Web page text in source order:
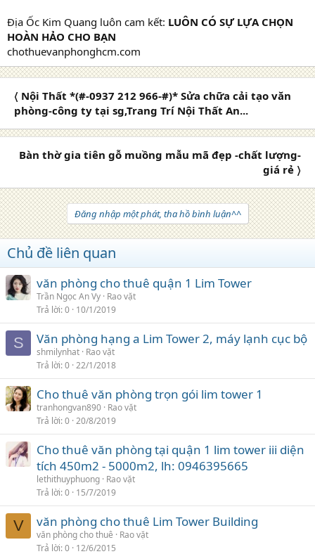
Địa Ốc Kim Quang luôn cam kết: LUÔN CÓ SỰ LỰA CHỌN
HOÀN HẢO CHO BẠN
chothuevanphonghcm.com
〈 Nội Thất *(#-0937 212 966-#)* Sửa chữa cải tạo văn
phòng-công ty tại sg,Trang Trí Nội Thất An...
Bàn thờ gia tiên gỗ muồng mẫu mã đẹp -chất lượng-
giá rẻ 〉
Đăng nhập một phát, tha hồ bình luận^^
Chủ đề liên quan
văn phòng cho thuê quận 1 Lim Tower
Trần Ngọc An Vy Rao vặt
Trả lời 0 10/1/2019
S Văn phòng hạng a Lim Tower 2, máy lạnh cục bộ
shmilynhat Rao vặt
Trả lời 0 22/1/2018
Cho thuê văn phòng trọn gói lim tower 1
tranhongvan890 Rao vặt
Trả lời 0 20/8/2019
Cho thuê văn phòng tại quận 1 lim tower iii diện
tích 450m2 - 5000m2, lh: 0946395665
lethithuyphuong Rao vặt
Trả lời 0 15/7/2019
V văn phòng cho thuê Lim Tower Building
văn phòng cho thuê
Rao vặt
Trả lời 0 12/6/2015